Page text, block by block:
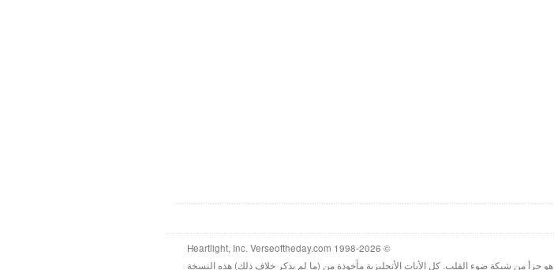
© 1998-2026 Heartlight, Inc. Verseoftheday.com
هو جزأ من شبكة ضوء القلب. كل الأيات الأنجليزية مأخوذة من (ما لم يذكر خلاف ذلك) هذه النسخة